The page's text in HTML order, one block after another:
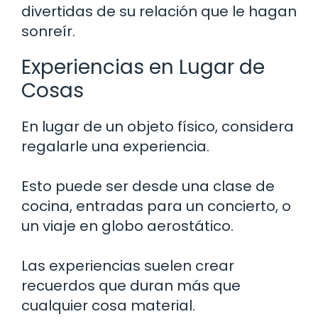
divertidas de su relación que le hagan
sonreír.
Experiencias en Lugar de
Cosas
En lugar de un objeto físico, considera
regalarle una experiencia.
Esto puede ser desde una clase de
cocina, entradas para un concierto, o
un viaje en globo aerostático.
Las experiencias suelen crear
recuerdos que duran más que
cualquier cosa material.